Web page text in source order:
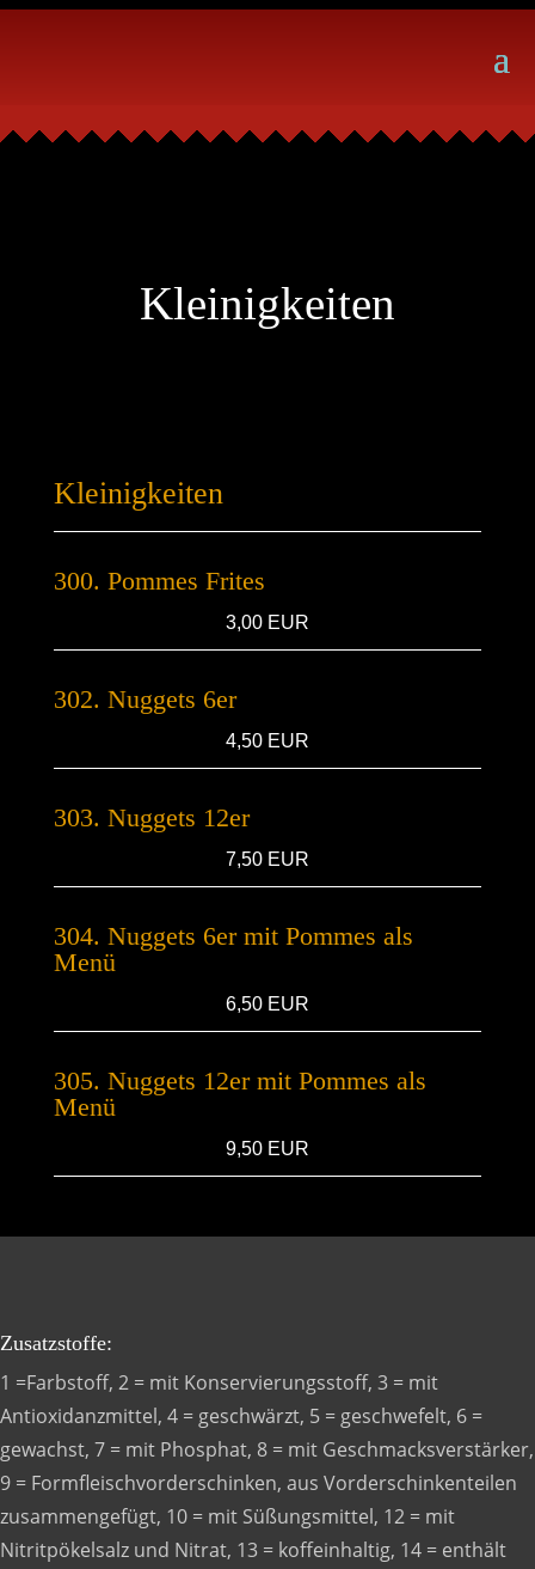
Kleinigkeiten
Kleinigkeiten
300. Pommes Frites
3,00 EUR
302. Nuggets 6er
4,50 EUR
303. Nuggets 12er
7,50 EUR
304. Nuggets 6er mit Pommes als
Menü
6,50 EUR
305. Nuggets 12er mit Pommes als
Menü
9,50 EUR
Zusatzstoffe:
1 =Farbstoff, 2 = mit Konservierungsstoff, 3 = mit
Antioxidanzmittel, 4 = geschwärzt, 5 = geschwefelt, 6 =
gewachst, 7 = mit Phosphat, 8 = mit Geschmacksverstärker,
9 = Formfleischvorderschinken, aus Vorderschinkenteilen
zusammengefügt, 10 = mit Süßungsmittel, 12 = mit
Nitritpökelsalz und Nitrat, 13 = koffeinhaltig, 14 = enthält